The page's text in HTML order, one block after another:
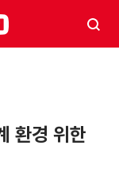
환경 위한